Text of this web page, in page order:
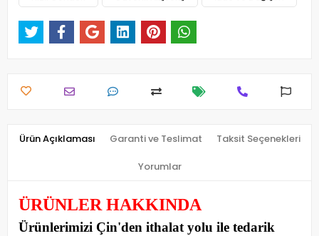
Ürün Açıklaması Garanti ve Teslimat Taksit Seçenekleri
Yorumlar
ÜRÜNLER HAKKINDA
Ürünlerimizi Çin'den ithalat yolu ile tedarik